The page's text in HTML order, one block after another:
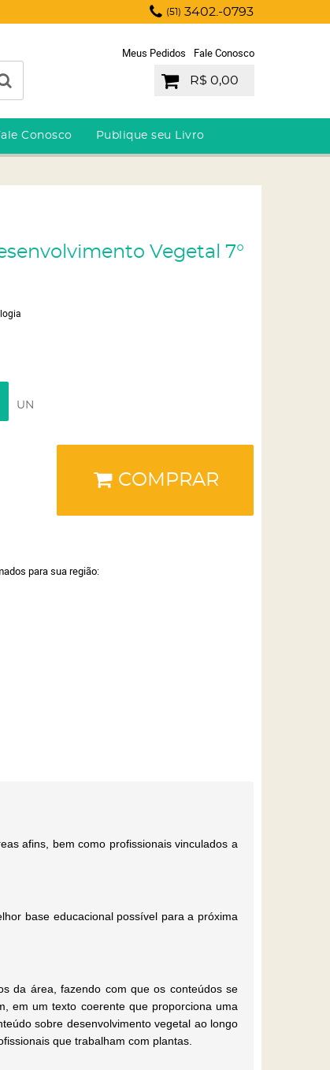
(51) 3402.-0793
Meus Pedidos Fale Conosco
R$ 0,00
Conosco Publique seu Livro
Vegetal 7°
UN
COMPRAR
para sua região:
afins, bem como profissionais vinculados a
base educacional possível para a próxima
da área, fazendo com que os conteúdos se
em um texto coerente que proporciona uma
sobre desenvolvimento vegetal ao longo
que trabalham com plantas.